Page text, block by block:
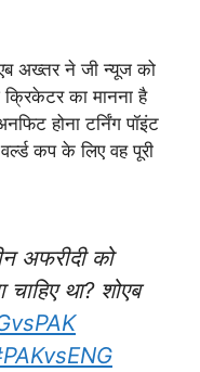
अख्तर ने जी न्यूज को
का मानना है
होना टर्निंग पॉइंट
कप के लिए वह पूरी
अफरीदी को
था? शोएब